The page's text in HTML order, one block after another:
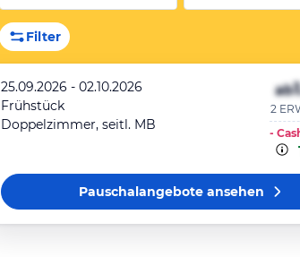
Filter
25.09.2026 - 02.10.2026
Frühstück
Doppelzimmer, seitl. MB
ab
2
-
Pauschalangeboteansehen